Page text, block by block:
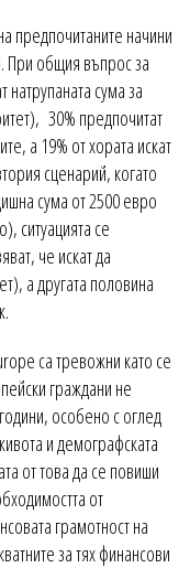
предпочитаните начини
При общия въпрос за
натрупаната сума за
30% предпочитат
а 19% от хората искат
сценарий, когато
сума от 2500 евро
ситуацията се
че искат да
а другата половина
са тревожни като се
граждани не
особено с оглед
и демографската
от това да се повиши
от
грамотност на
за тях финансови